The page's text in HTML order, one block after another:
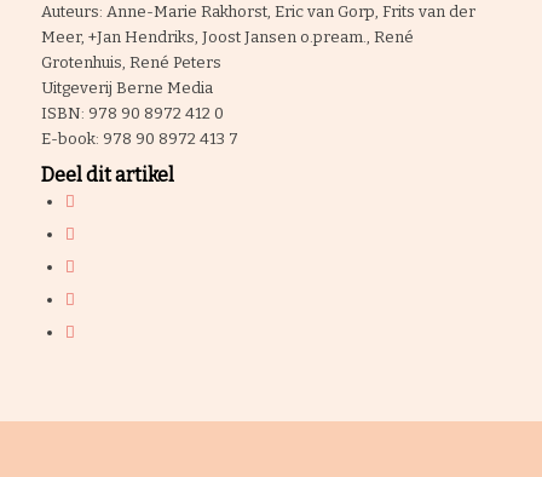
Auteurs: Anne-Marie Rakhorst, Eric van Gorp, Frits van der
Meer, +Jan Hendriks, Joost Jansen o.pream., René
Grotenhuis, René Peters
Uitgeverij Berne Media
ISBN: 978 90 8972 412 0
E-book: 978 90 8972 413 7
Deel dit artikel